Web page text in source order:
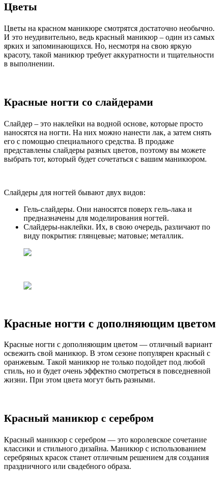
Цветы
Цветы на красном маникюре смотрятся достаточно необычно.
И это неудивительно, ведь красный маникюр – один из самых
ярких и запоминающихся. Но, несмотря на свою яркую
красоту, такой маникюр требует аккуратности и тщательности
в выполнении.
Красные ногти со слайдерами
Слайдер – это наклейки на водной основе, которые просто
наносятся на ногти. На них можно нанести лак, а затем снять
его с помощью специального средства. В продаже
представлены слайдеры разных цветов, поэтому вы можете
выбрать тот, который будет сочетаться с вашим маникюром.
Слайдеры для ногтей бывают двух видов:
Гель-слайдеры. Они наносятся поверх гель-лака и
предназначены для моделирования ногтей.
Слайдеры-наклейки. Их, в свою очередь, различают по
виду покрытия: глянцевые; матовые; металлик.
Красные ногти с дополняющим цветом
Красные ногти с дополняющим цветом — отличный вариант
освежить свой маникюр. В этом сезоне популярен красный с
оранжевым. Такой маникюр не только подойдет под любой
стиль, но и будет очень эффектно смотреться в повседневной
жизни. При этом цвета могут быть разными.
Красный маникюр с серебром
Красный маникюр с серебром — это королевское сочетание
классики и стильного дизайна. Маникюр с использованием
серебряных красок станет отличным решением для создания
праздничного или свадебного образа.